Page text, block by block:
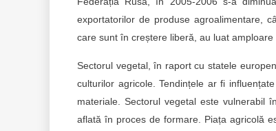
exportatorilor de produse agroalimentare,
care sunt în creștere liberă, au luat
Sectorul vegetal, în raport cu statele
culturilor agricole. Tendințele ar fi
materiale. Sectorul vegetal este vulnerabil
aflată în proces de formare. Piața agricolă